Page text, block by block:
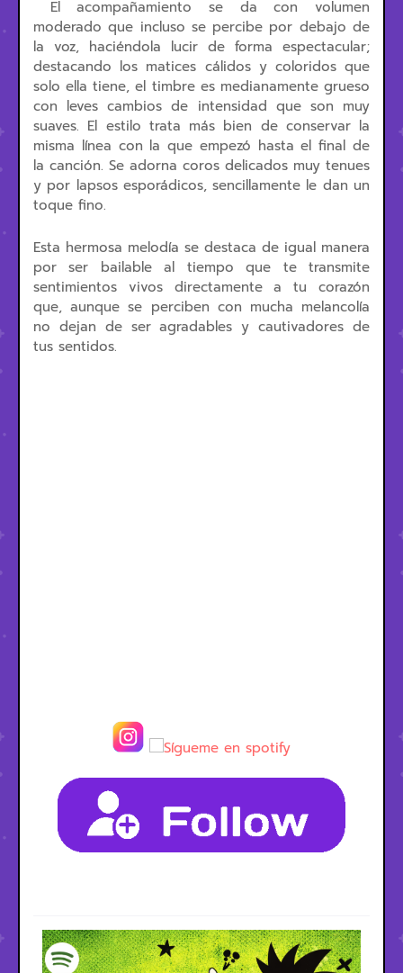
El acompañamiento se da con volumen
moderado que incluso se percibe por debajo de
la voz, haciéndola lucir de forma espectacular;
destacando los matices cálidos y coloridos que
solo ella tiene, el timbre es medianamente grueso
con leves cambios de intensidad que son muy
suaves. El estilo trata más bien de conservar la
misma línea con la que empezó hasta el final de
la canción. Se adorna coros delicados muy tenues
y por lapsos esporádicos, sencillamente le dan un
toque fino.
Esta hermosa melodía se destaca de igual manera
por ser bailable al tiempo que te transmite
sentimientos vivos directamente a tu corazón
que, aunque se perciben con mucha melancolía
no dejan de ser agradables y cautivadores de
tus sentidos.